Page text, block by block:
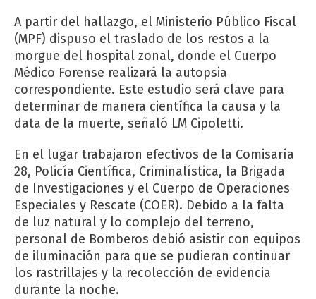
A partir del hallazgo, el Ministerio Público Fiscal
(MPF) dispuso el traslado de los restos a la
morgue del hospital zonal, donde el Cuerpo
Médico Forense realizará la autopsia
correspondiente. Este estudio será clave para
determinar de manera científica la causa y la
data de la muerte, señaló LM Cipoletti.
En el lugar trabajaron efectivos de la Comisaría
28, Policía Científica, Criminalística, la Brigada
de Investigaciones y el Cuerpo de Operaciones
Especiales y Rescate (COER). Debido a la falta
de luz natural y lo complejo del terreno,
personal de Bomberos debió asistir con equipos
de iluminación para que se pudieran continuar
los rastrillajes y la recolección de evidencia
durante la noche.